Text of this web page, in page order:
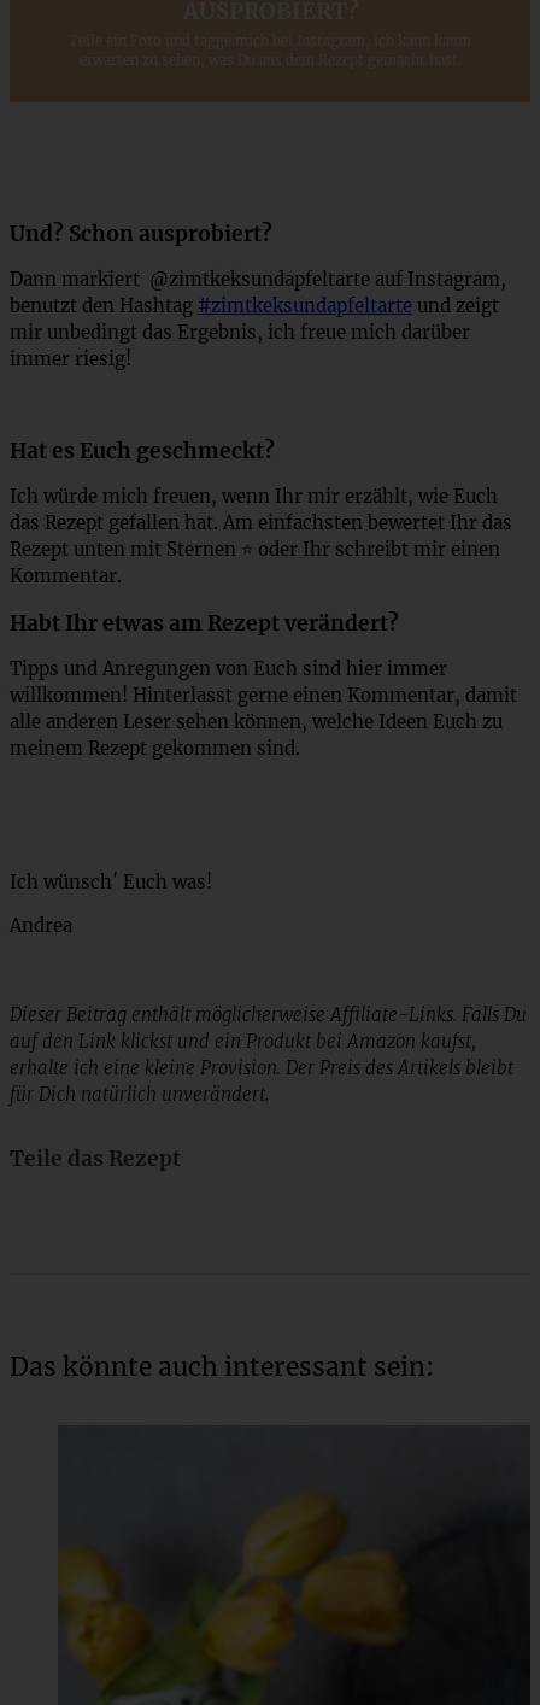
AUSPROBIERT?
Teile ein Foto und tagge mich bei Instagram, ich kann kaum
erwarten zu sehen, was Du aus dem Rezept gemacht hast.
Und? Schon ausprobiert?
Dann markiert @zimtkeksundapfeltarte auf Instagram,
benutzt den Hashtag #zimtkeksundapfeltarte und zeigt
mir unbedingt das Ergebnis, ich freue mich darüber
immer riesig!
Hat es Euch geschmeckt?
Ich würde mich freuen, wenn Ihr mir erzählt, wie Euch
das Rezept gefallen hat. Am einfachsten bewertet Ihr das
Rezept unten mit Sternen ⭐ oder Ihr schreibt mir einen
Kommentar.
Habt Ihr etwas am Rezept verändert?
Tipps und Anregungen von Euch sind hier immer
willkommen! Hinterlasst gerne einen Kommentar, damit
alle anderen Leser sehen können, welche Ideen Euch zu
meinem Rezept gekommen sind.
Ich wünsch′ Euch was!
Andrea
Dieser Beitrag enthält möglicherweise Affiliate-Links. Falls Du
auf den Link klickst und ein Produkt bei Amazon kaufst,
erhalte ich eine kleine Provision. Der Preis des Artikels bleibt
für Dich natürlich unverändert.
Teile das Rezept
Das könnte auch interessant sein: